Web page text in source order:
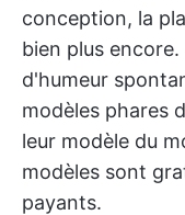
conception, la
bien plus
d'humeur
modèles phares
leur modèle du
modèles sont
payants.